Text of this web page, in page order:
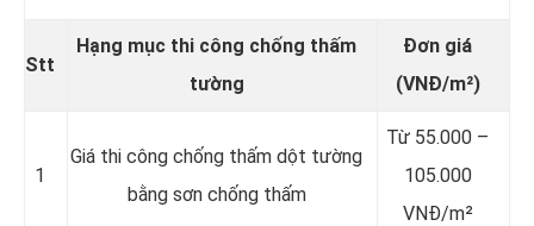
Stt
Hạng mục thi công chống thấm
tường
Đơn giá
(VNĐ/m²)
1
Giá thi công chống thấm dột tường
bằng sơn chống thấm
Từ 55.000 –
105.000
VNĐ/m²